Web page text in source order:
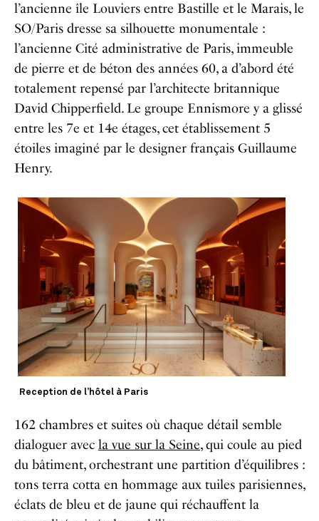
l’ancienne île Louviers entre Bastille et le Marais, le
SO/Paris dresse sa silhouette monumentale :
l’ancienne Cité administrative de Paris, immeuble
de pierre et de béton des années 60, a d’abord été
totalement repensé par l’architecte britannique
David Chipperfield. Le groupe Ennismore y a glissé
entre les 7e et 14e étages, cet établissement 5
étoiles imaginé par le designer français Guillaume
Henry.
Reception de l’hôtel à Paris
162 chambres et suites où chaque détail semble
dialoguer avec la vue sur la Seine, qui coule au pied
du bâtiment, orchestrant une partition d’équilibres :
tons terra cotta en hommage aux tuiles parisiennes,
éclats de bleu et de jaune qui réchauffent la